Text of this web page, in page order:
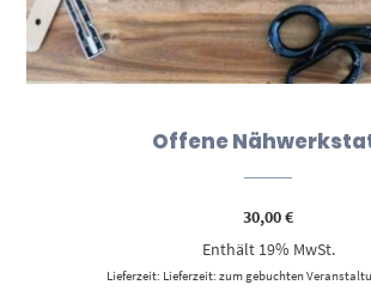
Offene
30,00€
Enthält 19% MwSt.
Lieferzeit: Lieferzeit: zum gebuchten